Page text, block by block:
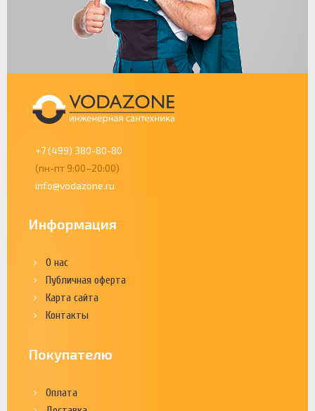
+7 (499) 380-80-80
(пн-пт 9:00–20:00)
info@vodazone.ru
Информация
О нас
Публичная оферта
Карта сайта
Контакты
Покупателю
Оплата